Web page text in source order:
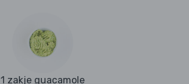
1 zakje guacamole